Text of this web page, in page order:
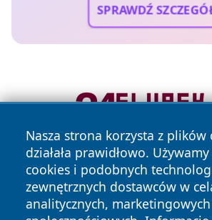
SPRAWDŹ
Nasza strona korzysta z plików
działała prawidłowo.
cookies i podobnych
zewnętrznych dostawców w
analitycznych,